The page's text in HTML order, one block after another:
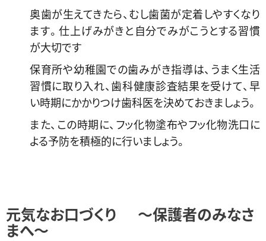
奥歯が生えてきたら、むし歯菌が定着しやすくなり
ます。仕上げみがきと自分でみがこうとする習慣
が大切です
保育所や幼稚園での歯みがき指導は、うまく生活
習慣に取り入れ、歯科健康診査結果を受けて、早
い時期にかかりつけ歯科医を決めておきましょう。
また、この時期に、フッ化物塗布やフッ化物洗口に
よる予防を積極的に行いましょう。
元気なお口づくり 〜保護者のみなさ
まへ〜